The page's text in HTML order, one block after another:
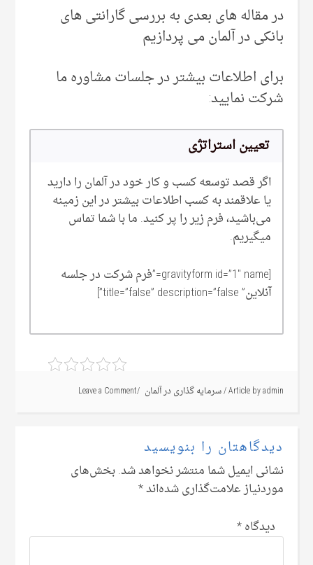
در مقاله های بعدی به بررسی گارانتی های
بانکی در آلمان می پردازیم
برای اطلاعات بیشتر در جلسات مشاوره ما
شرکت نمایید:
تعیین استراتژی
اگر قصد توسعه کسب و کار خود در آلمان را دارید
یا علاقمند به کسب اطلاعات بیشتر در این زمینه
می‌‌باشید، فرم زیر را پر کنید. ما با شما تماس
میگیریم.
[gravityform id=”1″ name=”فرم شرکت در جلسه
آنلاین” title=”false” description=”false”]
Article byadmin
/سرمایه گذاری در آلمان Leave a Comment
دیدگاهتان را بنویسید
نشانی ایمیل شما منتشر نخواهد شد.بخش‌های
موردنیاز علامت‌گذاری شده‌اند*
دیدگاه*